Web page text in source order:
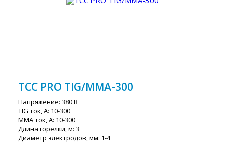
ТСС PRO TIG/MMA-300
Напряжение: 380 В
TIG ток, А: 10-300
MMA ток, А: 10-300
Длина горелки, м: 3
Диаметр электродов, мм: 1-4